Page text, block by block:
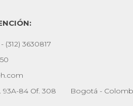
(312) 3630817
93A-84 Of. 308 Bogotá -